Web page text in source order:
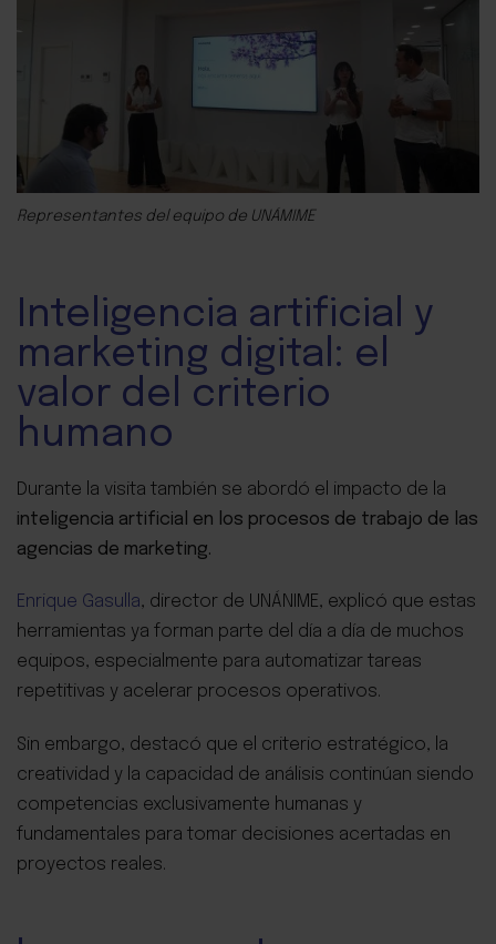
Representantes del equipo de UNÁMIME
Inteligencia artificial y
marketing digital: el
valor del criterio
humano
Durante la visita también se abordó el impacto de la
inteligencia artificial en los procesos de trabajo de las
agencias de marketing.
Enrique Gasulla, director de UNÁNIME, explicó que estas
herramientas ya forman parte del día a día de muchos
equipos, especialmente para automatizar tareas
repetitivas y acelerar procesos operativos.
Sin embargo, destacó que el criterio estratégico, la
creatividad y la capacidad de análisis continúan siendo
competencias exclusivamente humanas y
fundamentales para tomar decisiones acertadas en
proyectos reales.